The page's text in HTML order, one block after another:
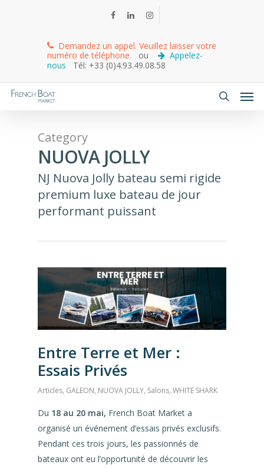
Demandez un appel. Veuillez laisser votre
numéro de téléphone. ou
Appelez-
nous
Tél: +33 (0)4.93.49.08.58
Category
NUOVA JOLLY
NJ Nuova Jolly bateau semi rigide
premium luxe bateau de jour
performant puissant
Entre Terre et Mer :
Essais Privés
Articles, GALEON, NUOVA JOLLY, Salons, WHITE SHARK
Du 18 au 20 mai, French Boat Market a
organisé un événement d’essais privés exclusifs.
Pendant ces trois jours, les passionnés de
bateaux ont eu l’opportunité de découvrir les